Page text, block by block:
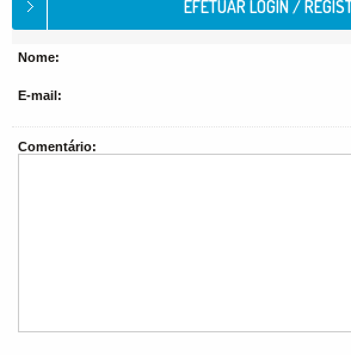
Nome:
E-mail:
Comentário: